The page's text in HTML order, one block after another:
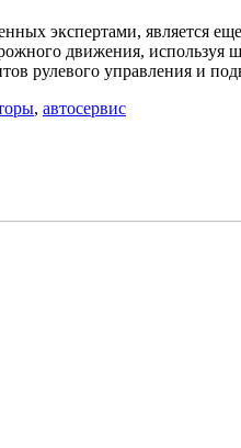
экспертами, является
движения, используя
рулевого управления и
, автосервис